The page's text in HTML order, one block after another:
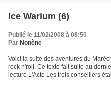
Ice Warium (6)
Publié le 11/02/2008 à 08:50
Par Nonène
Voici la suite des aventures du
rock n'roll. Ce texte fait suite au
lecture L'Acte Les trois conseillers